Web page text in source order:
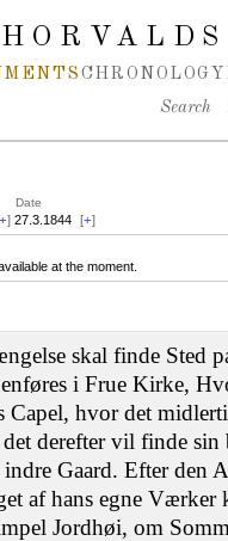
CHRONOLOGY
Search
Date
+] 27.3.1844 [+]
at the moment.
skal finde Sted
i Frue Kirke,
Capel, hvor det
derefter vil finde
Gaard. Efter den
af hans egne Værker
Jordhøi, om